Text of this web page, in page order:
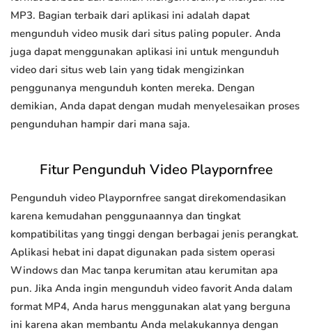
MP3. Bagian terbaik dari aplikasi ini adalah dapat
mengunduh video musik dari situs paling populer. Anda
juga dapat menggunakan aplikasi ini untuk mengunduh
video dari situs web lain yang tidak mengizinkan
penggunanya mengunduh konten mereka. Dengan
demikian, Anda dapat dengan mudah menyelesaikan proses
pengunduhan hampir dari mana saja.
Fitur Pengunduh Video Playpornfree
Pengunduh video Playpornfree sangat direkomendasikan
karena kemudahan penggunaannya dan tingkat
kompatibilitas yang tinggi dengan berbagai jenis perangkat.
Aplikasi hebat ini dapat digunakan pada sistem operasi
Windows dan Mac tanpa kerumitan atau kerumitan apa
pun. Jika Anda ingin mengunduh video favorit Anda dalam
format MP4, Anda harus menggunakan alat yang berguna
ini karena akan membantu Anda melakukannya dengan